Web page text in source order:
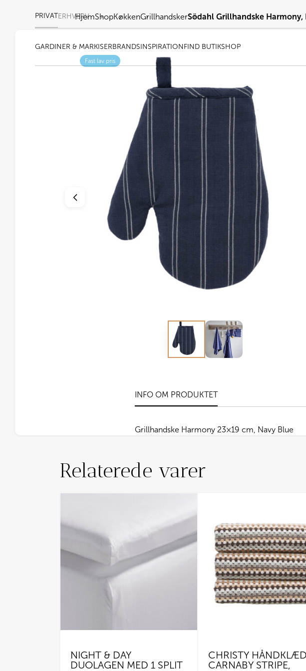
PRIVATERHVERV
GARDINER & MARKISER BRANDS INSPIRATION FIND BUTIKSHOP
HjemShopKøkkenGrillhandskerSödahl Grillhandske Harmony,
Fast lav pris
INFO OM PRODUKTET
Grillhandske Harmony 23×19 cm, Navy Blue
Relaterede varer
NIGHT & DAY
DUOLAGEN MED 1 SPLIT
CHRISTY
CARNABY STRIPE,